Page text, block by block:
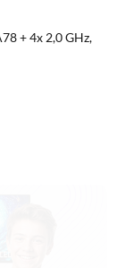
+ 4x 2,0 GHz,